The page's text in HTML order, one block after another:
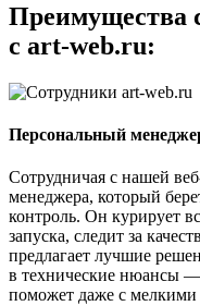
Преимущества
с art-web.ru:
Персональный
Сотрудничая с нашей
менеджера, который
контроль. Он курирует
запуска, следит за
предлагает лучшие
в технические нюансы —
поможет даже с мелкими